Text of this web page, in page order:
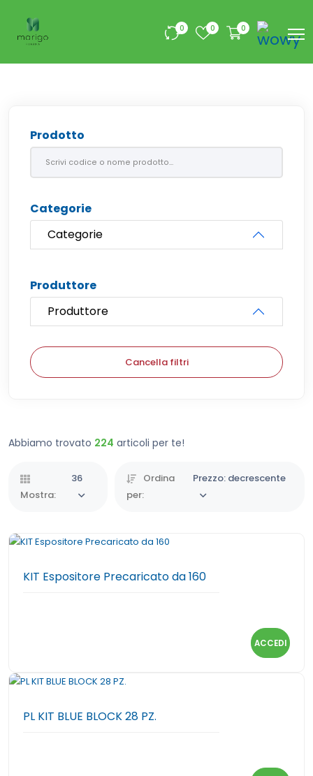
0 0 0
Prodotto
Categorie
Categorie
Produttore
Produttore
Cancella filtri
Abbiamo trovato 224 articoli per te!
Mostra:
36
Ordina
per:
Prezzo: decrescente
KIT Espositore Precaricato da 160
ACCEDI
PL KIT BLUE BLOCK 28 PZ.